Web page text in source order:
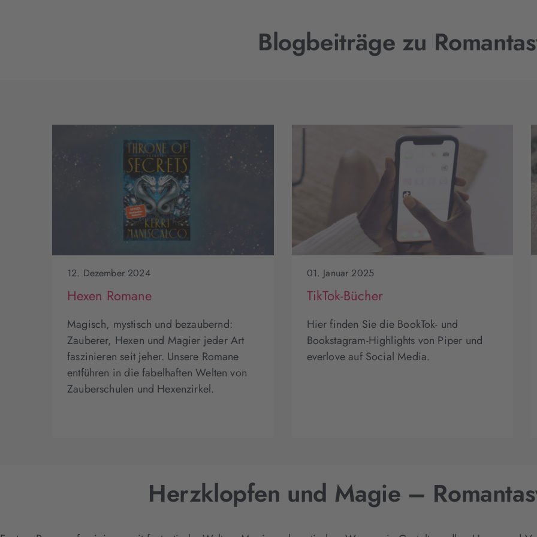
Blogbeiträge zu
12. Dezember 2024
Hexen Romane
Magisch, mystisch und bezaubernd:
Zauberer, Hexen und Magier jeder Art
faszinieren seit jeher. Unsere Romane
entführen in die fabelhaften Welten von
Zauberschulen und Hexenzirkel.
01. Januar 2025
TikTok-Bücher
Hier finden Sie die BookTok- und
Bookstagram-Highlights von Piper und
everlove auf Social Media.
Herzklopfen und Magie –